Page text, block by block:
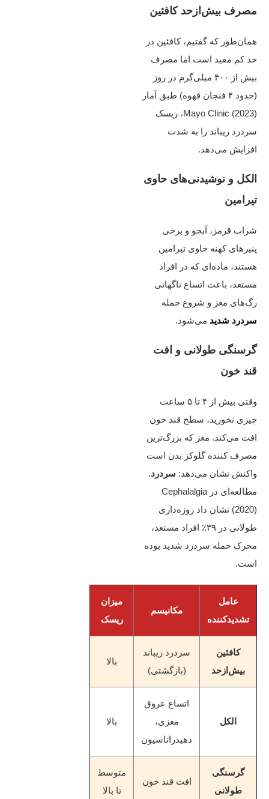
مصرف بیش‌ازحد کافئین
همان‌طور که گفتیم، کافئین در
حد کم مفید است اما مصرف
بیش از ۴۰۰ میلی‌گرم در روز
(حدود ۴ فنجان قهوه) طبق آمار
Mayo Clinic (2023)، ریسک
سردرد ریباند را به‌ شدت
افزایش می‌دهد.
الکل و نوشیدنی‌های حاوی
تیرامین
شراب قرمز، آبجو و برخی
پنیرهای کهنه حاوی تیرامین
هستند، ماده‌ای که در افراد
مستعد، باعث اتساع ناگهانی
رگ‌های مغز و شروع حمله
سردرد شدید می‌شود.
گرسنگی طولانی و افت
قند خون
وقتی بیش از ۴ تا ۵ ساعت
چیزی نخورید، سطح قند خون
افت می‌کند. مغز که بزرگ‌ترین
مصرف‌ کننده گلوکز بدن است
واکنش نشان می‌دهد: سردرد.
مطالعه‌ای در Cephalalgia
(2020) نشان داد روزه‌داری
طولانی در ۳۹٪ افراد مستعد،
محرک حمله سردرد شدید بوده
است.
عامل
تشدیدکننده
مکانیسم
میزان
ریسک
کافئین
بیش‌ازحد
سردرد ریباند
(بازگشتی)
بالا
الکل
اتساع عروق
مغزی،
دهیدراتاسیون
بالا
گرسنگی
طولانی
افت قند خون
متوسط
تا بالا